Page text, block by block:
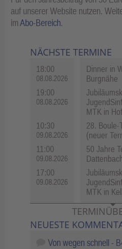
auf unserer Website nutzen.
imAbo-Bereich.
NÄCHSTE TERMINE
18:00
08.08.2026
Dinner in
Burgnähe
19:00
08.08.2026
MTK in
10:30
09.08.2026
28. Boule-
(neuer
11:00
09.08.2026
50 Jahre
17:00
09.08.2026
MTK in
NEUESTE
Von wegen schnell -